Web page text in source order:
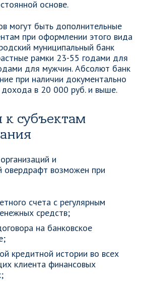
основе.
могут быть дополнительные
при оформлении этого вида
муниципальный банк
рамки 23-55 годами для
для мужчин. Абсолют банк
при наличии документально
в 20 000 руб. и выше.
к субъектам
и
овердрафт возможен при
счета с регулярным
средств;
на банковское
кредитной истории во всех
клиента финансовых